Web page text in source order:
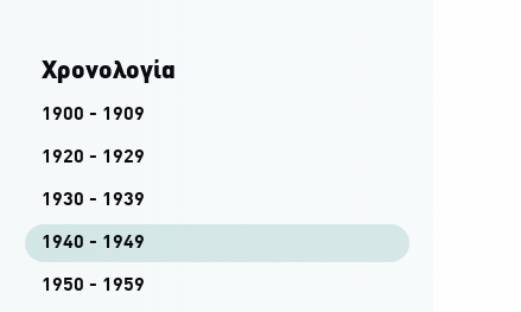
Χρονολογία
1900 - 1909
1920 - 1929
1930 - 1939
1940 - 1949
1950 - 1959